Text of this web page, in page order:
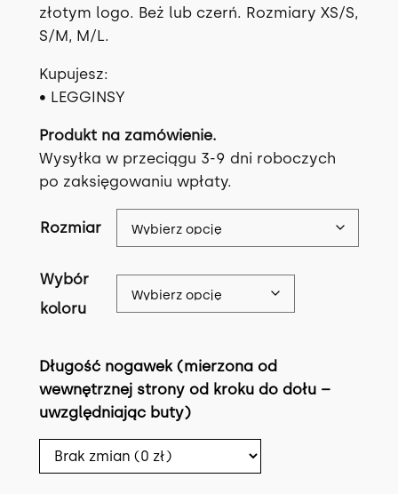
złotym logo. Beż lub czerń. Rozmiary XS/S,
S/M, M/L.
Kupujesz:
• LEGGINSY
Produkt na zamówienie.
Wysyłka w przeciągu 3-9 dni roboczych
po zaksięgowaniu wpłaty.
Rozmiar
Wybór
koloru
Długość nogawek (mierzona od
wewnętrznej strony od kroku do dołu –
uwzględniając buty)